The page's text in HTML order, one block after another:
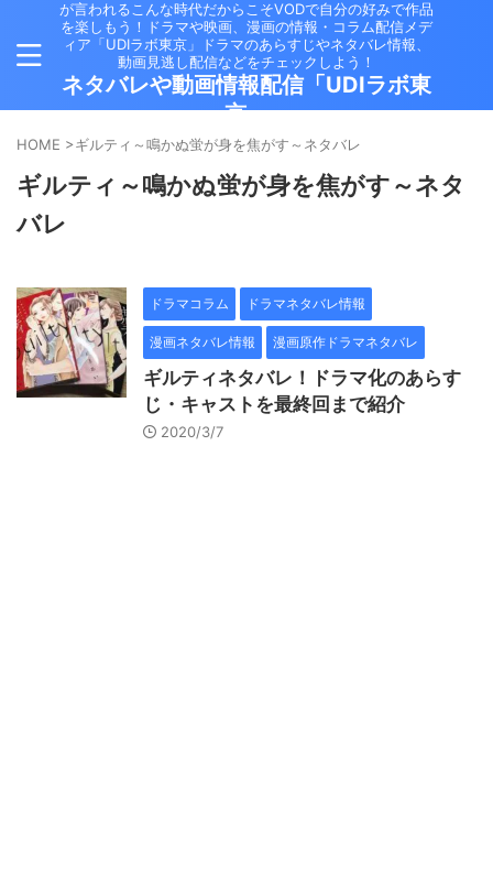
が言われるこんな時代だからこそVODで自分の好みで作品
を楽しもう！ドラマや映画、漫画の情報・コラム配信メデ
ィア「UDIラボ東京」ドラマのあらすじやネタバレ情報、
動画見逃し配信などをチェックしよう！
ネタバレや動画情報配信「UDIラボ東
京」
HOME >ギルティ～鳴かぬ蛍が身を焦がす～ネタバレ
ギルティ～鳴かぬ蛍が身を焦がす～ネタ
バレ
ドラマコラム ドラマネタバレ情報
漫画ネタバレ情報 漫画原作ドラマネタバレ
ギルティネタバレ！ドラマ化のあらす
じ・キャストを最終回まで紹介
2020/3/7